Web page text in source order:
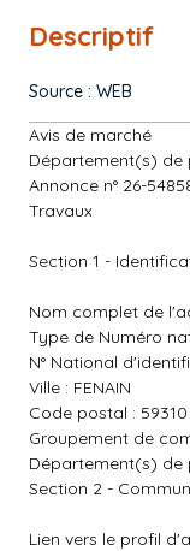
Descriptif
Source : WEB
Avis de marché
Département(s) de
Annonce n° 26-
Travaux
Section 1 -
Nom complet de
Type de Numéro
N° National
Ville : FENAIN
Code postal : 59310
Groupement de
Département(s) de
Section 2 -
Lien vers le profil